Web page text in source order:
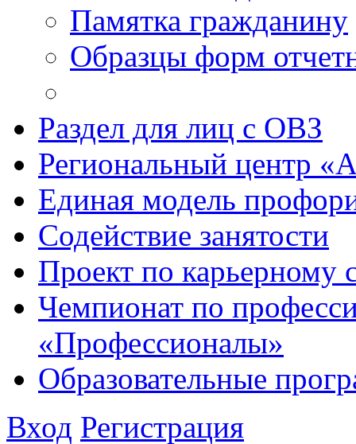
Памятка гражданину
Образцы форм
Раздел для лиц с ОВЗ
Региональный центр
Единая модель
Содействие занятости
Проект по
Чемпионат по
«Профессионалы»
Образовательные
Вход Регистрация